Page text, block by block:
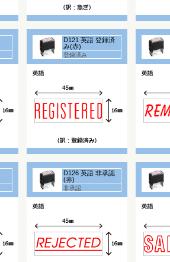
D121 英語 登録済
み(赤)
登録済み
D126 英語 非承認
(赤)
非承認